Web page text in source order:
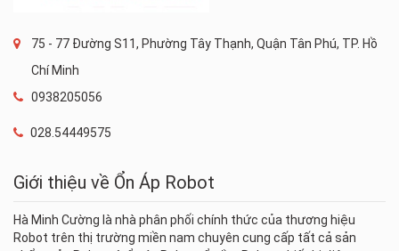
75 - 77 Đường S11, Phường Tây Thạnh, Quận Tân Phú, TP. Hồ
Chí Minh
0938205056
028.54449575
Giới thiệu về Ổn Áp Robot
Hà Minh Cường là nhà phân phối chính thức của thương hiệu
Robot trên thị trường miền nam chuyên cung cấp tất cả sản